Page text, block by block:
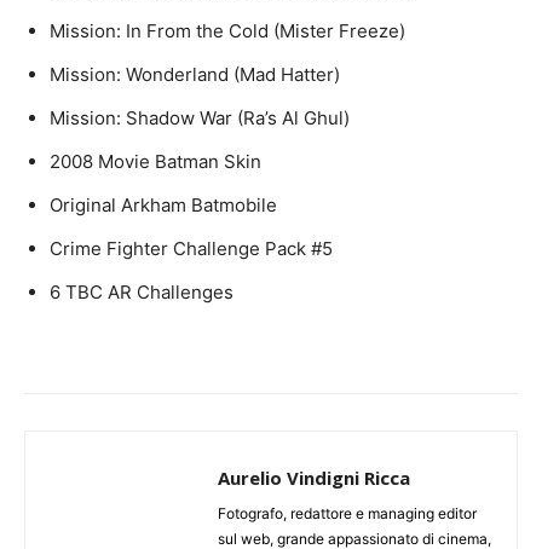
Mission: In From the Cold (Mister Freeze)
Mission: Wonderland (Mad Hatter)
Mission: Shadow War (Ra’s Al Ghul)
2008 Movie Batman Skin
Original Arkham Batmobile
Crime Fighter Challenge Pack #5
6 TBC AR Challenges
Aurelio Vindigni Ricca
Fotografo, redattore e managing editor
sul web, grande appassionato di cinema,